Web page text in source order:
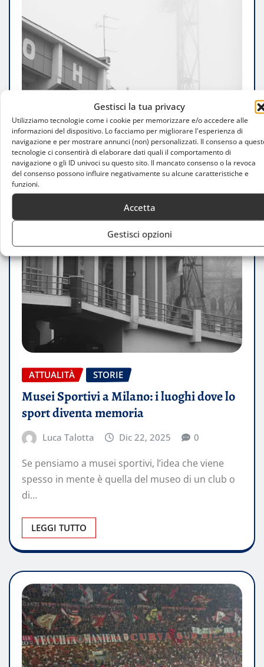
Gestisci la tua privacy
Utilizziamo tecnologie come i cookie per memorizzare e/o accedere alle
informazioni del dispositivo. Lo facciamo per migliorare l'esperienza di
navigazione e per mostrare annunci (non) personalizzati. Il consenso a
tecnologie ci consentirà di elaborare dati quali il comportamento di
navigazione o gli ID univoci su questo sito. Il mancato consenso o la revoca
del consenso possono influire negativamente su alcune caratteristiche e
funzioni.
Accetta
Gestisci opzioni
ATTUALITÀ STORIE
Musei Sportivi a Milano: i luoghi dove lo
sport diventa memoria
Luca Talotta Dic 22, 2025 0
Se pensiamo a musei sportivi, l’idea che viene
spesso in mente è quella del museo di un club o
di…
LEGGI TUTTO